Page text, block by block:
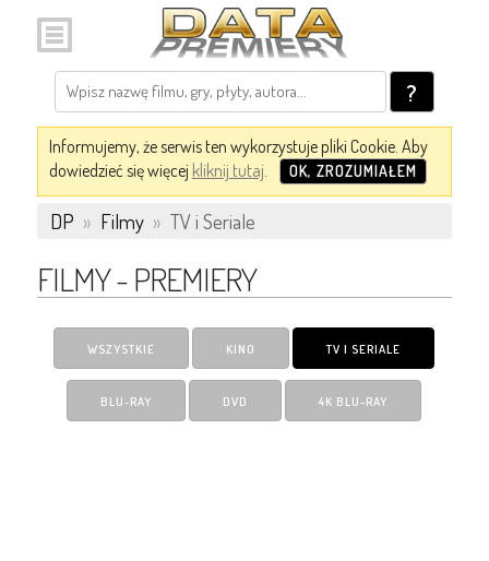
?
Informujemy, że serwis ten wykorzystuje pliki Cookie. Aby
dowiedzieć się więcej kliknij tutaj. OK, ZROZUMIAŁEM
DP » Filmy » TV i Seriale
FILMY - PREMIERY
WSZYSTKIE KINO TV I SERIALE
BLU-RAY DVD 4K BLU-RAY